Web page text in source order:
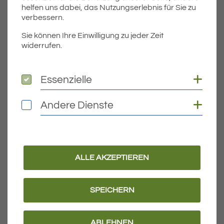
Diese betreffen die Gesamtgemeinde Eriskirch.
Entsprechend den Vorgaben der Trinkwasserverordnung
wurde die Trinkwasserprobe als…
Veröffentlicht am:
18.03.2025
Bekanntmachung: Abwasserverband
FLÄCHENNUTZUNGSPLAN 2025
helfen uns dabei, das Nutzungserlebnis für Sie zu
verbessern.
Sie können Ihre Einwilligung zu jeder Zeit
widerrufen.
Essenzielle
Essenzielle
Andere Dienste
Andere Dienste
ALLE AKZEPTIEREN
SPEICHERN